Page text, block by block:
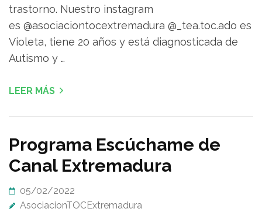
trastorno. Nuestro instagram
es @asociaciontocextremadura @_tea.toc.ado es
Violeta, tiene 20 años y está diagnosticada de
Autismo y …
LEER MÁS
Programa Escúchame de
Canal Extremadura
05/02/2022
AsociacionTOCExtremadura